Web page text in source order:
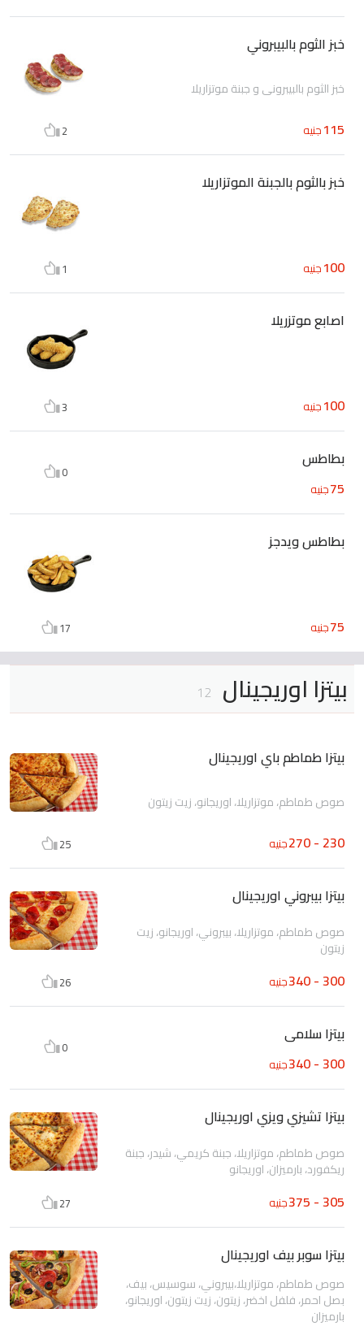
خبز الثوم بالبيبروني
خبز الثوم بالبيبروني و جبنة موتزاريلا
115جنيه 2
خبز بالثوم بالجبنة الموتزاريلا
100جنيه 1
اصابع موتزريلا
100جنيه 3
بطاطس
75جنيه
0
بطاطس ويدجز
75جنيه 17
بيتزا اوريجينال 12
بيتزا طماطم باي اوريجينال
صوص طماطم، موتزاريلا، اوريجانو، زيت زيتون
230 - 270 جنيه 25
بيتزا بيبروني اوريجينال
صوص طماطم، موتزاريلا، بيبروني، اوريجانو، زيت
زيتون
300 - 340 جنيه 26
بيتزا سلامى
300 - 340
جنيه
0
بيتزا تشيزي ويزي اوريجينال
صوص طماطم، موتزاريلا، جبنة كريمي، شيدر، جبنة
ريكفورد، بارميزان، اوريجانو
305 - 375 جنيه 27
بيتزا سوبر بيف اوريجينال
صوص طماطم، موتزاريلا،بيبروني، سوسيس، بيف،
بصل احمر، فلفل اخضر، زيتون، زيت زيتون، اوريجانو،
بارميزان